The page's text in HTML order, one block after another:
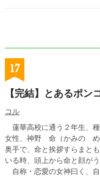
17
【完結】とあるポン
コル
蓮華高校に通う２年生、
女性、神野 命（かみの め
奥手で、命と挨拶すらまと
いる時、頭上から命と顔が
自称・恋愛の女神曰く、